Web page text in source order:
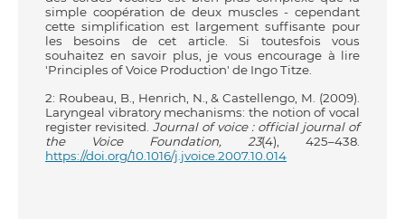
simple coopération de deux muscles - cependant
cette simplification est largement suffisante pour
les besoins de cet article. Si toutesfois vous
souhaitez en savoir plus, je vous encourage à lire
'Principles of Voice Production' de Ingo Titze.
2: Roubeau, B., Henrich, N., & Castellengo, M. (2009).
Laryngeal vibratory mechanisms: the notion of vocal
register revisited. Journal of voice : official journal of
the Voice Foundation, 23(4), 425–438.
https://doi.org/10.1016/j.jvoice.2007.10.014